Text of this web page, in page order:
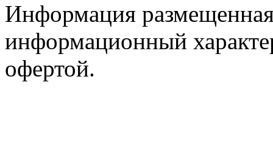
Информация
информационный
офертой.